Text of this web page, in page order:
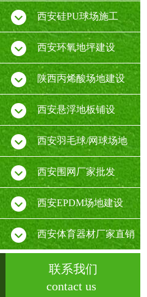
西安硅PU球场施工
西安环氧地坪建设
陕西丙烯酸场地建设
西安悬浮地板铺设
西安羽毛球/网球场地
西安围网厂家批发
西安EPDM场地建设
西安体育器材厂家直销
联系我们
contact us